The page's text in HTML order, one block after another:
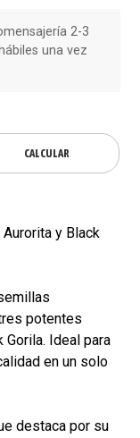
2-3
una vez
CALCULAR
Aurorita y Black
potentes
Gorila. Ideal para
en un solo
destaca por su